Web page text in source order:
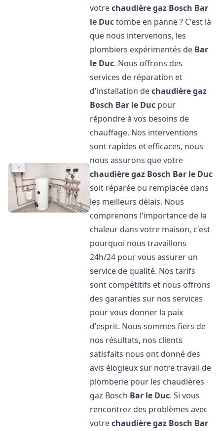
votrechaudière gaz Bosch Bar
le Ductombe en panne ? C'est là
que nous intervenons, les
plombiers expérimentés de Bar
le Duc. Nous offrons des
services de réparation et
d'installation dechaudière gaz
Bosch Bar le Duc pour
répondre à vos besoins de
chauffage. Nos interventions
sont rapides et efficaces, nous
nous assurons que votre
chaudière gaz Bosch Bar le Duc
soit réparée ou remplacée dans
les meilleurs délais. Nous
comprenons l'importance de la
chaleur dans votre maison, c'est
pourquoi nous travaillons
24h/24 pour vous assurer un
service de qualité. Nos tarifs
sont compétitifs et nous offrons
des garanties sur nos services
pour vous donner la paix
d'esprit. Nous sommes fiers de
nos résultats, nos clients
satisfaits nous ont donné des
avis élogieux sur notre travail de
plomberie pour les chaudières
gaz Bosch Bar le Duc. Si vous
rencontrez des problèmes avec
votrechaudière gaz Bosch Bar